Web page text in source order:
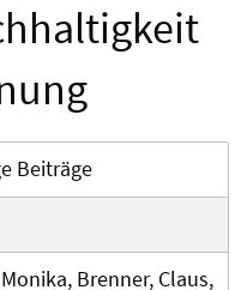
Beiträge
Brenner, Claus,